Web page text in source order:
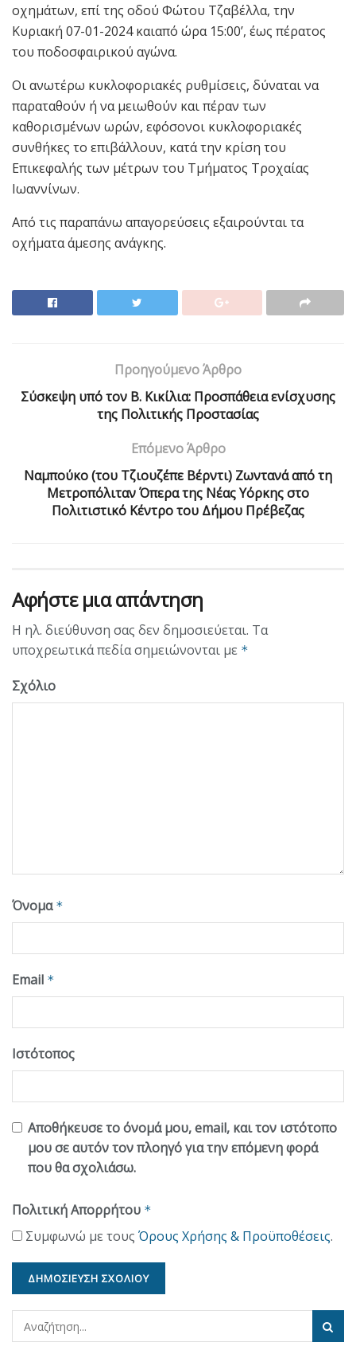
οχημάτων, επί της οδού Φώτου Τζαβέλλα, την
Κυριακή 07-01-2024 καιαπό ώρα 15:00’, έως πέρατος
του ποδοσφαιρικού αγώνα.
Οι ανωτέρω κυκλοφοριακές ρυθμίσεις, δύναται να
παραταθούν ή να μειωθούν και πέραν των
καθορισμένων ωρών, εφόσονοι κυκλοφοριακές
συνθήκες το επιβάλλουν, κατά την κρίση του
Επικεφαλής των μέτρων του Τμήματος Τροχαίας
Ιωαννίνων.
Από τις παραπάνω απαγορεύσεις εξαιρούνται τα
οχήματα άμεσης ανάγκης.
Προηγούμενο Άρθρο
Σύσκεψη υπό τον Β. Κικίλια: Προσπάθεια ενίσχυσης
της Πολιτικής Προστασίας
Επόμενο Άρθρο
Ναμπούκο (του Τζιουζέπε Βέρντι) Ζωντανά από τη
Μετροπόλιταν Όπερα της Νέας Υόρκης στο
Πολιτιστικό Κέντρο του Δήμου Πρέβεζας
Αφήστε μια απάντηση
Η ηλ. διεύθυνση σας δεν δημοσιεύεται. Τα
υποχρεωτικά πεδία σημειώνονται με *
Σχόλιο
Όνομα *
Email *
Ιστότοπος
Αποθήκευσε το όνομά μου, email, και τον ιστότοπο
μου σε αυτόν τον πλοηγό για την επόμενη φορά
που θα σχολιάσω.
Πολιτική Απορρήτου *
Συμφωνώ με τους Όρους Χρήσης & Προϋποθέσεις.